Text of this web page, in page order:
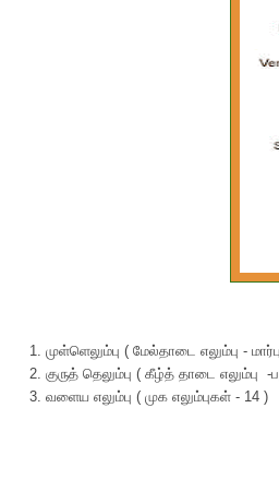
முள்ளெலும்பு ( மேல்தாடை எலும்பு -
குருத் தெலும்பு ( கீழ்த் தாடை எலும்பு
வளைய எலும்பு ( முக எலும்புகள் - 14 )